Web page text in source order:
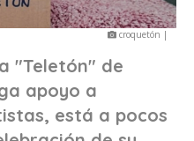
croquetón |
"Teletón" de
apoyo a
está a pocos